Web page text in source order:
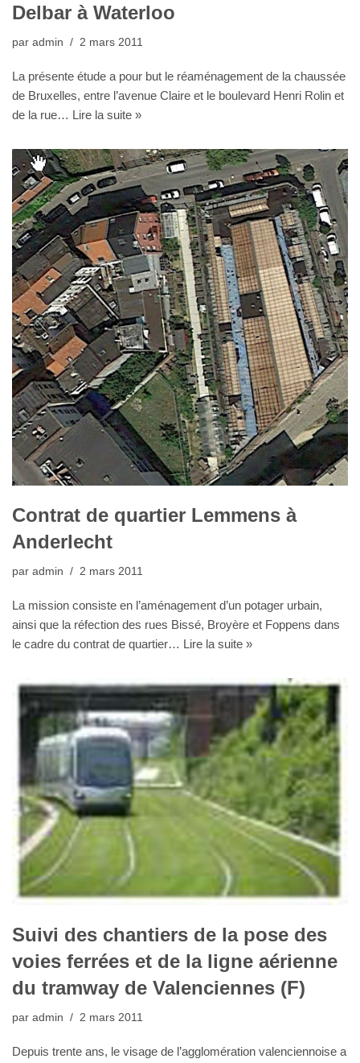
Delbar à Waterloo
par admin 2 mars 2011
La présente étude a pour but le réaménagement de la chaussée
de Bruxelles, entre l’avenue Claire et le boulevard Henri Rolin et
de la rue… Lire la suite »
Contrat de quartier Lemmens à
Anderlecht
par admin 2 mars 2011
La mission consiste en l’aménagement d’un potager urbain,
ainsi que la réfection des rues Bissé, Broyère et Foppens dans
le cadre du contrat de quartier… Lire la suite »
Suivi des chantiers de la pose des
voies ferrées et de la ligne aérienne
du tramway de Valenciennes (F)
par admin 2 mars 2011
Depuis trente ans, le visage de l’agglomération valenciennoise a